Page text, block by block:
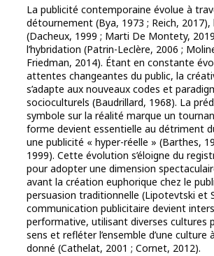
La publicité contemporaine évolue à
détournement (Bya, 1973 ; Reich, 2017),
(Dacheux, 1999 ; Marti De Montety,
l’hybridation (Patrin-Leclère, 2006 ;
Friedman, 2014). Étant en constante
attentes changeantes du public, la
s’adapte aux nouveaux codes et
socioculturels (Baudrillard, 1968). La
symbole sur la réalité marque un
forme devient essentielle au détriment
une publicité « hyper-réelle » (Barthes,
1999). Cette évolution s’éloigne du
pour adopter une dimension
avant la création euphorique chez le
persuasion traditionnelle (Lipotevtski et
communication publicitaire devient
performative, utilisant diverses cultures
sens et refléter l’ensemble d’une
donné (Cathelat, 2001 ; Cornet, 2012).